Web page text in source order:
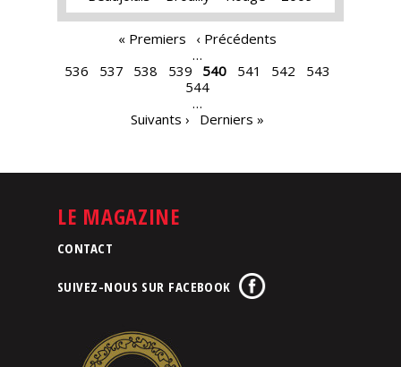
« Premiers
‹ Précédents
…
536
537 538 539 540 541 542
543
544
…
Suivants ›
Derniers »
LE MAGAZINE
CONTACT
SUIVEZ-NOUS SUR FACEBOOK